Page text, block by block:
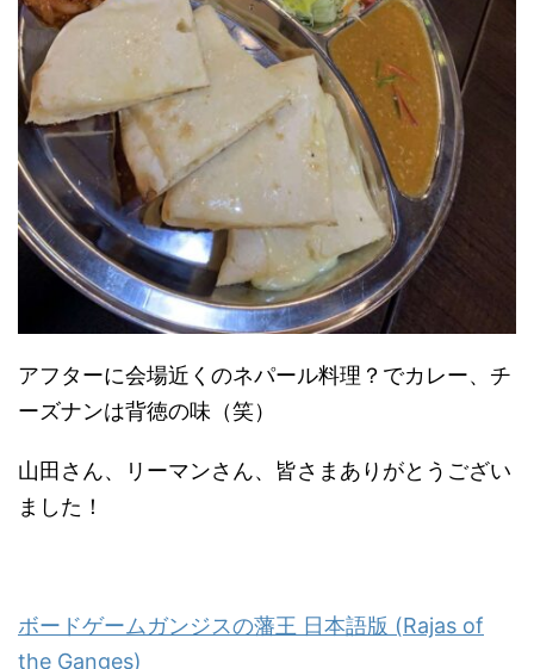
アフターに会場近くのネパール料理？でカレー、チ
ーズナンは背徳の味（笑）
山田さん、リーマンさん、皆さまありがとうござい
ました！
ボードゲームガンジスの藩王 日本語版 (Rajas of
the Ganges)